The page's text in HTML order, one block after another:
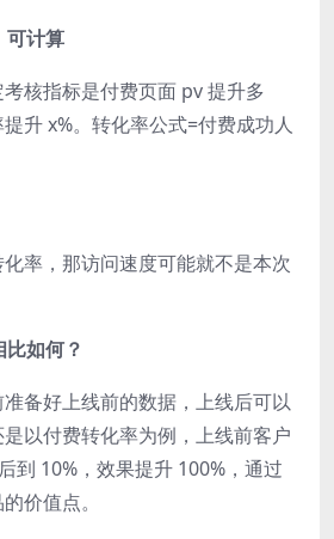
可计算
核指标是付费页面 pv 提升多
升 x%。转化率公式=付费成功人
率，那访问速度可能就不是本次
如何？
备好上线前的数据，上线后可以
以付费转化率为例，上线前客户
到 10%，效果提升 100%，通过
价值点。